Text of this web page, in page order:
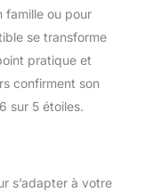
famille ou pour
se transforme
pratique et
confirment son
sur 5 étoiles.
s’adapter à votre